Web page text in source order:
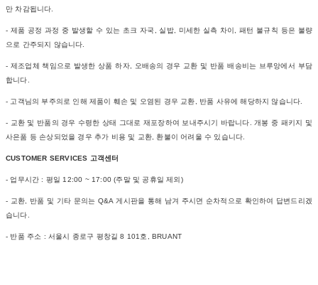
만 차감됩니다.
- 제품 공정 과정 중 발생할 수 있는 초크 자국, 실밥, 미세한 실측 차이, 패턴 불규칙 등은 불량
으로 간주되지 않습니다.
- 제조업체 책임으로 발생한 상품 하자, 오배송의 경우 교환 및 반품 배송비는 브루앙에서 부담
합니다.
- 고객님의 부주의로 인해 제품이 훼손 및 오염된 경우 교환, 반품 사유에 해당하지 않습니다.
- 교환 및 반품의 경우 수령한 상태 그대로 재포장하여 보내주시기 바랍니다. 개봉 중 패키지 및
사은품 등 손상되었을 경우 추가 비용 및 교환, 환불이 어려울 수 있습니다.
CUSTOMER SERVICES 고객센터
- 업무시간 : 평일 12:00 ~ 17:00 (주말 및 공휴일 제외)
- 교환, 반품 및 기타 문의는 Q&A 게시판을 통해 남겨 주시면 순차적으로 확인하여 답변드리겠
습니다.
- 반품 주소 : 서울시 종로구 평창길 8 101호, BRUANT